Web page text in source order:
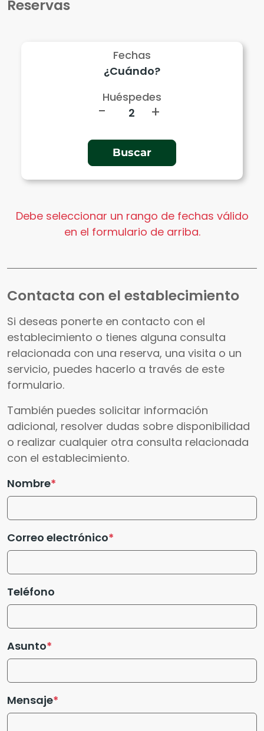
Reservas
Fechas
Huéspedes
- +
Debe seleccionar un rango de fechas válido
en el formulario de arriba.
Contacta con el establecimiento
Si deseas ponerte en contacto con el
establecimiento o tienes alguna consulta
relacionada con una reserva, una visita o un
servicio, puedes hacerlo a través de este
formulario.
También puedes solicitar información
adicional, resolver dudas sobre disponibilidad
o realizar cualquier otra consulta relacionada
con el establecimiento.
Nombre
Correo electrónico
Teléfono
Asunto
Mensaje